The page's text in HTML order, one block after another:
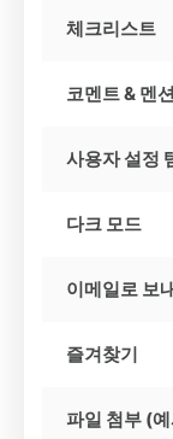
체크리스트
코멘트 & 멘
사용자 설정
다크 모드
이메일로 보
즐겨찾기
파일 첨부 (